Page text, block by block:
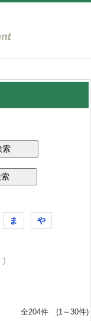
ま や
〕
全204件 (1～30件)